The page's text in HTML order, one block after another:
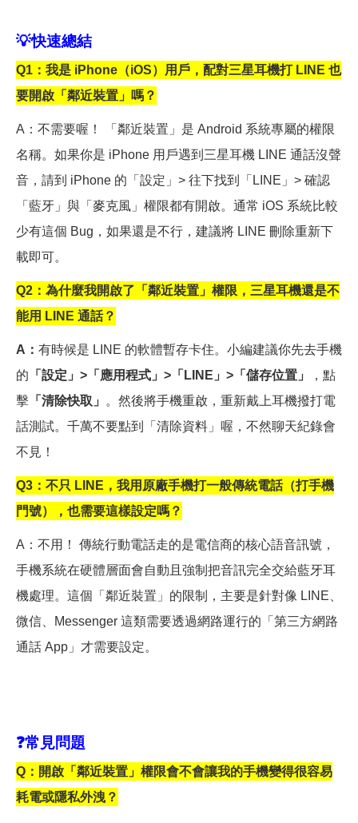
💡快速總結
Q1 ：我是 iPhone（iOS）用戶，配對三星耳機打 LINE 也
要開啟「鄰近裝置」嗎？
A ：不需要喔！ 「鄰近裝置」是 Android 系統專屬的權限
名稱。如果你是 iPhone 用戶遇到三星耳機 LINE 通話沒聲
音，請到 iPhone 的「設定」> 往下找到「LINE」> 確認
「藍牙」與「麥克風」權限都有開啟。通常 iOS 系統比較
少有這個 Bug，如果還是不行，建議將 LINE 刪除重新下
載即可。
Q2 ：為什麼我開啟了「鄰近裝置」權限，三星耳機還是不
能用 LINE 通話？
A ： 有時候是 LINE 的軟體暫存卡住。小編建議你先去手機
的 「設定」>「應用程式」>「LINE」>「儲存位置」
，點
擊 「清除快取」
。然後將手機重啟，重新戴上耳機撥打電
話測試。千萬不要點到「清除資料」喔，不然聊天紀錄會
不見！
Q3 ：不只 LINE，我用原廠手機打一般傳統電話（打手機
門號），也需要這樣設定嗎？
A ：不用！ 傳統行動電話走的是電信商的核心語音訊號，
手機系統在硬體層面會自動且強制把音訊完全交給藍牙耳
機處理。這個「鄰近裝置」的限制，主要是針對像 LINE、
微信、Messenger 這類需要透過網路運行的「第三方網路
通話 App」才需要設定。
❓常見問題
Q ：開啟「鄰近裝置」權限會不會讓我的手機變得很容易
耗電或隱私外洩？